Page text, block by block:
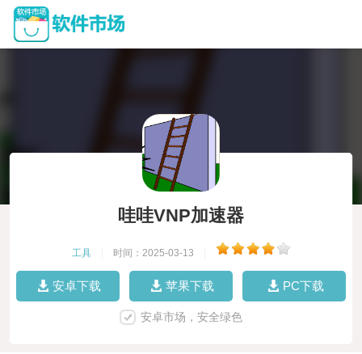
哇哇VNP加速器
工具 时间：2025-03-13
安卓下载 苹果下载 PC下载
安卓市场，安全绿色